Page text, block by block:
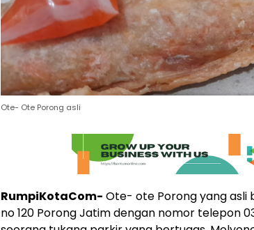
Ote- Ote Porong asli
RumpiKotaCom- Ote- ote Porong yang asli
no 120 Porong Jatim dengan nomor telepon